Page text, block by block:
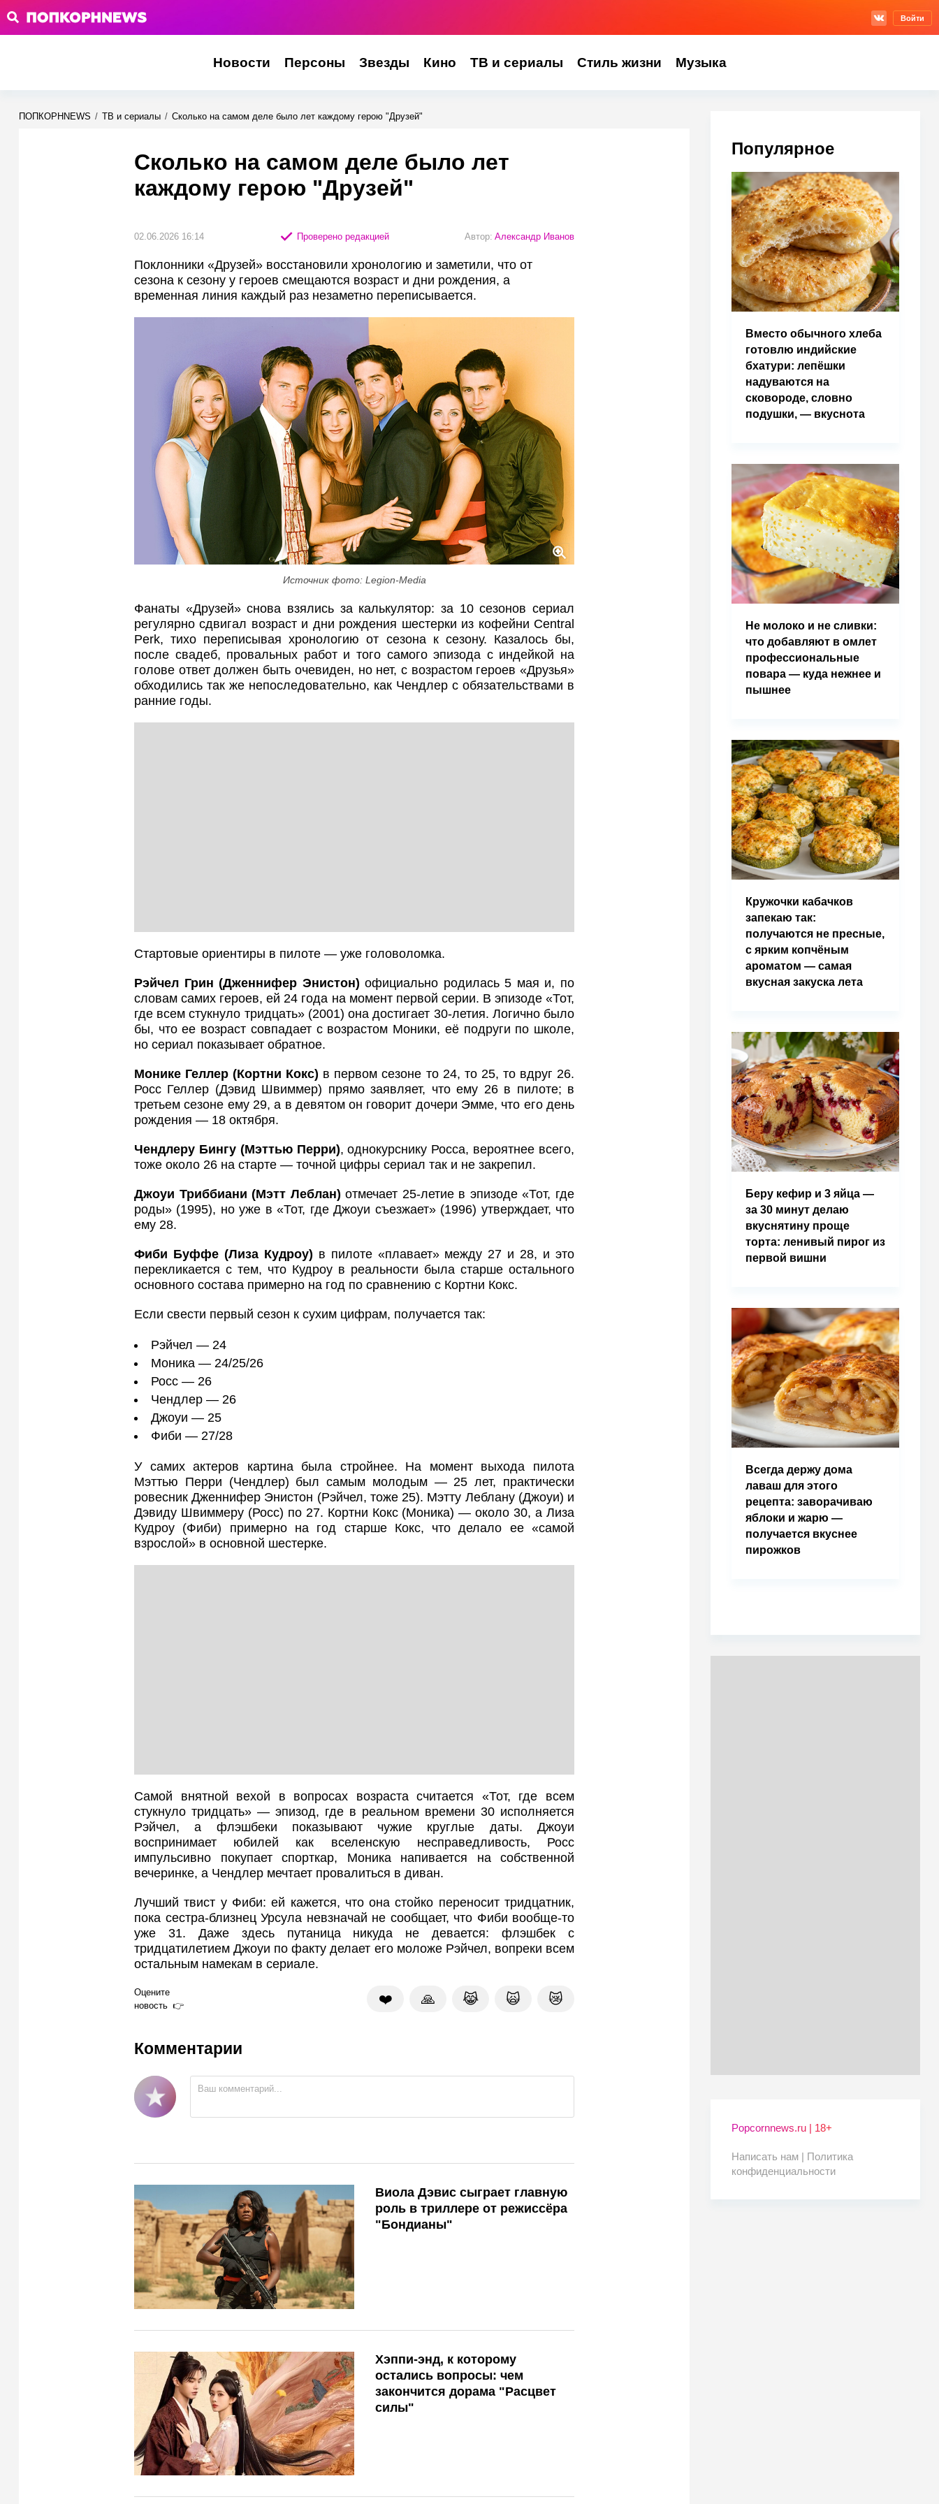
Войти
Новости Персоны Звезды Кино ТВ и сериалы Стиль жизни Музыка
ПОПКОРНNEWS / ТВ и сериалы / Сколько на самом деле было лет каждому герою "Друзей"
Сколько на самом деле было лет
каждому герою "Друзей"
02.06.2026 16:14 Проверено редакцией Автор: Александр Иванов
Поклонники «Друзей» восстановили хронологию и заметили, что от
сезона к сезону у героев смещаются возраст и дни рождения, а
временная линия каждый раз незаметно переписывается.
Источник фото: Legion-Media
Фанаты «Друзей» снова взялись за калькулятор: за 10 сезонов сериал
регулярно сдвигал возраст и дни рождения шестерки из кофейни Central
Perk, тихо переписывая хронологию от сезона к сезону. Казалось бы,
после свадеб, провальных работ и того самого эпизода с индейкой на
голове ответ должен быть очевиден, но нет, с возрастом героев «Друзья»
обходились так же непоследовательно, как Чендлер с обязательствами в
ранние годы.
Стартовые ориентиры в пилоте — уже головоломка.
Рэйчел Грин (Дженнифер Энистон) официально родилась 5 мая и, по
словам самих героев, ей 24 года на момент первой серии. В эпизоде «Тот,
где всем стукнуло тридцать» (2001) она достигает 30-летия. Логично было
бы, что ее возраст совпадает с возрастом Моники, её подруги по школе,
но сериал показывает обратное.
Монике Геллер (Кортни Кокс) в первом сезоне то 24, то 25, то вдруг 26.
Росс Геллер (Дэвид Швиммер) прямо заявляет, что ему 26 в пилоте; в
третьем сезоне ему 29, а в девятом он говорит дочери Эмме, что его день
рождения — 18 октября.
Чендлеру Бингу (Мэттью Перри), однокурснику Росса, вероятнее всего,
тоже около 26 на старте — точной цифры сериал так и не закрепил.
Джоуи Триббиани (Мэтт Леблан) отмечает 25-летие в эпизоде «Тот, где
роды» (1995), но уже в «Тот, где Джоуи съезжает» (1996) утверждает, что
ему 28.
Фиби Буффе (Лиза Кудроу) в пилоте «плавает» между 27 и 28, и это
перекликается с тем, что Кудроу в реальности была старше остального
основного состава примерно на год по сравнению с Кортни Кокс.
Если свести первый сезон к сухим цифрам, получается так:
Рэйчел — 24
Моника — 24/25/26
Росс — 26
Чендлер — 26
Джоуи — 25
Фиби — 27/28
У самих актеров картина была стройнее. На момент выхода пилота
Мэттью Перри (Чендлер) был самым молодым — 25 лет, практически
ровесник Дженнифер Энистон (Рэйчел, тоже 25). Мэтту Леблану (Джоуи) и
Дэвиду Швиммеру (Росс) по 27. Кортни Кокс (Моника) — около 30, а Лиза
Кудроу (Фиби) примерно на год старше Кокс, что делало ее «самой
взрослой» в основной шестерке.
Самой внятной вехой в вопросах возраста считается «Тот, где всем
стукнуло тридцать» — эпизод, где в реальном времени 30 исполняется
Рэйчел, а флэшбеки показывают чужие круглые даты. Джоуи
воспринимает юбилей как вселенскую несправедливость, Росс
импульсивно покупает спорткар, Моника напивается на собственной
вечеринке, а Чендлер мечтает провалиться в диван.
Лучший твист у Фиби: ей кажется, что она стойко переносит тридцатник,
пока сестра-близнец Урсула невзначай не сообщает, что Фиби вообще-то
уже 31. Даже здесь путаница никуда не девается: флэшбек с
тридцатилетием Джоуи по факту делает его моложе Рэйчел, вопреки всем
остальным намекам в сериале.
Оцените
новость
❤️ 🙏 😹 🙀 😿
Комментарии
Виола Дэвис сыграет главную
роль в триллере от режиссёра
"Бондианы"
Хэппи-энд, к которому
остались вопросы: чем
закончится дорама "Расцвет
силы"
Популярное
Вместо обычного хлеба
готовлю индийские
бхатури: лепёшки
надуваются на
сковороде, словно
подушки, — вкуснота
Не молоко и не сливки:
что добавляют в омлет
профессиональные
повара — куда нежнее и
пышнее
Кружочки кабачков
запекаю так:
получаются не пресные,
с ярким копчёным
ароматом — самая
вкусная закуска лета
Беру кефир и 3 яйца —
за 30 минут делаю
вкуснятину проще
торта: ленивый пирог из
первой вишни
Всегда держу дома
лаваш для этого
рецепта: заворачиваю
яблоки и жарю —
получается вкуснее
пирожков
Popcornnews.ru | 18+
Написать нам | Политика
конфиденциальности